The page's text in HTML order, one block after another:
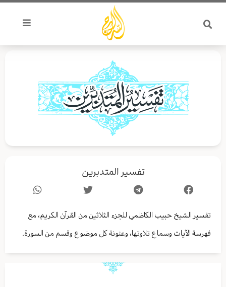
تخطي
المحتوى
تفسير المتدبرين
تفسير الشيخ حبيب الكاظمي للجزء الثلاثين من القرآن الكريم، مع
فهرسة الآيات وسماع تلاوتها، وعنونة كل موضوع وقسم من السورة.